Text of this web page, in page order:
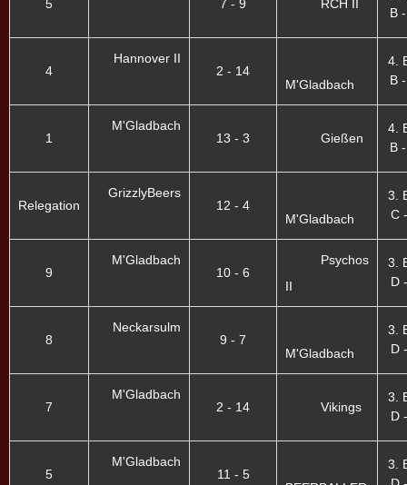
5
7 - 9
RCH II
B
4
Hannover II
2 - 14
M'Gladbach
4.
B
1
M'Gladbach
13 - 3
Gießen
4.
B
Relegation
GrizzlyBeers
12 - 4
M'Gladbach
3.
C
9
M'Gladbach
10 - 6
Psychos
II
3.
D
8
Neckarsulm
9 - 7
M'Gladbach
3.
D
7
M'Gladbach
2 - 14
Vikings
3.
D
5
M'Gladbach
11 - 5
3.